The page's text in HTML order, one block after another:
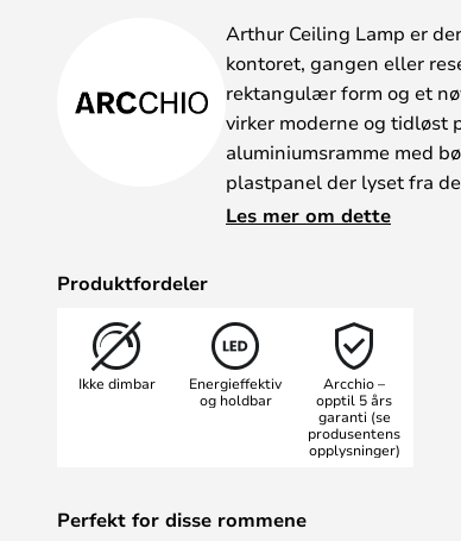
Arthur Ceiling Lamp er
kontoret, gangen eller
rektangulær form og et
virker moderne og tidløst
aluminiumsramme med
plastpanel der lyset fra
gjennom. Den brede
Lyset har en universell
intensivt kontorarbeid,
av øynene.
Arthur Ceiling Light er
Les mer om dette
Produktfordeler
Ikke dimbar
Energieffektiv
og holdbar
Arcchio –
opptil 5 års
garanti (se
produsentens
opplysninger)
Perfekt for disse rommene